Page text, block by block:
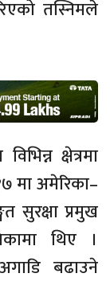
तस्निमले
क्षेत्रमा
मा अमेरिका–
सुरक्षा प्रमुख
थिए ।
बढाउने